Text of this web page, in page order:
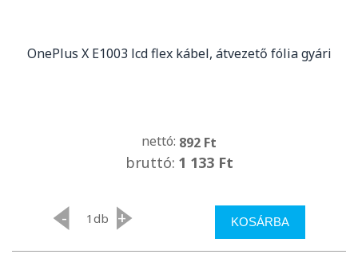
OnePlus X E1003 lcd flex kábel, átvezető fólia gyári
nettó: 892 Ft
bruttó: 1 133 Ft
- db + KOSÁRBA